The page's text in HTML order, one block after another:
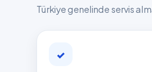
Türkiye genelinde servis
✓